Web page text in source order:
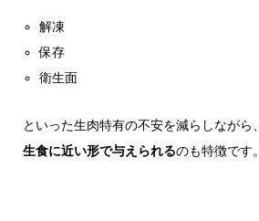
解凍
保存
衛生面
といった生肉特有の不安を減らしながら、
生食に近い形で与えられるのも特徴です。